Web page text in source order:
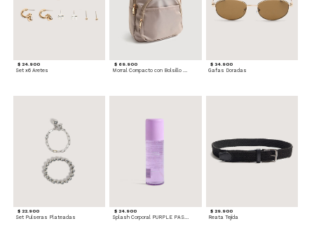
$ 24.900
Set x6 Aretes
$ 69.900
Morral Compacto con Bolsillo Frontal
$ 34.900
Gafas Doradas
$ 22.900
Set Pulseras Plateadas
$ 24.900
Splash Corporal PURPLE PASSION - Floral
$ 29.900
Reata Tejida